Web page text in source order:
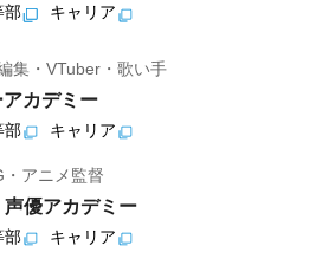
部 キャリア
集・VTuber・歌い手
カデミー
部 キャリア
アニメ監督
優アカデミー
部 キャリア